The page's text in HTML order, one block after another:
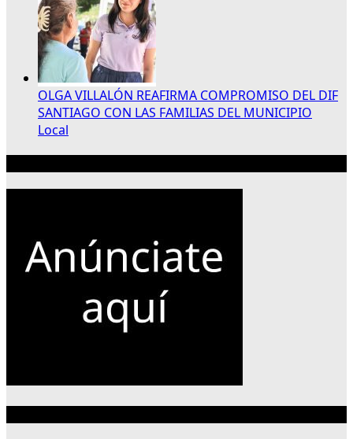
OLGA VILLALÓN REAFIRMA COMPROMISO DEL DIF
SANTIAGO CON LAS FAMILIAS DEL MUNICIPIO
Local